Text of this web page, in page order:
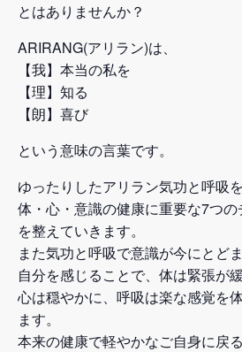
とはありませんか？
ARIRANG(アリラン)は、
【我】本当の私を
【理】知る
【朗】喜び
という意味の言葉です。
ゆったりしたアリラン気功と呼吸を
体・心・意識の健康に重要な7つ
を整えていきます。
また気功と呼吸で意識が今にとどま
自分を感じることで、体は緊張が
心は穏やかに、呼吸は楽な感覚を
ます。
本来の健康で軽やかなご自身に戻